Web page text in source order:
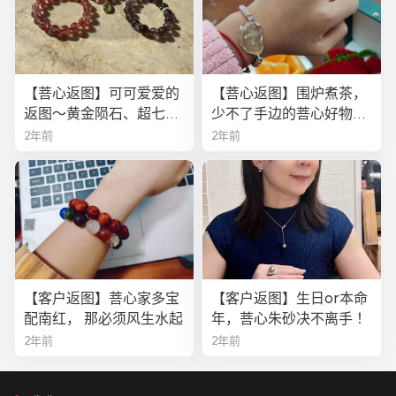
【菩心返图】可可爱爱的
返图～黄金陨石、超七、
金草莓晶
2年前
【菩心返图】围炉煮茶，
少不了手边的菩心好物！
今年的黄金陨石龙鳞绳
2年前
【客户返图】菩心家多宝
配南红， 那必须风生水起
2年前
【客户返图】生日or本命
年，菩心朱砂决不离手 ！
2年前